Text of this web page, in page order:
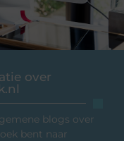
over
blogs over
bent naar